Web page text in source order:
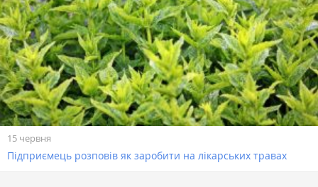
15 червня
Підприємець розповів як заробити на лікарських травах